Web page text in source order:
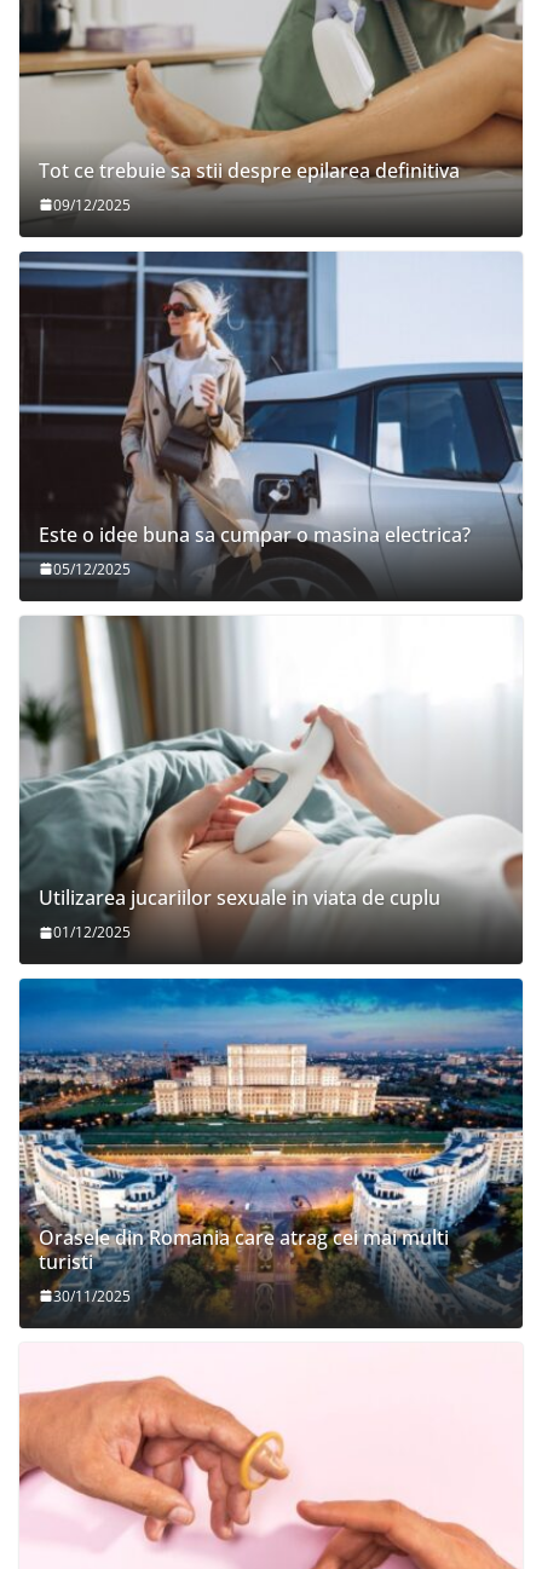
Tot ce trebuie sa stii despre epilarea definitiva
09/12/2025
Este o idee buna sa cumpar o masina electrica?
05/12/2025
Utilizarea jucariilor sexuale in viata de cuplu
01/12/2025
Orasele din Romania care atrag cei mai multi
turisti
30/11/2025